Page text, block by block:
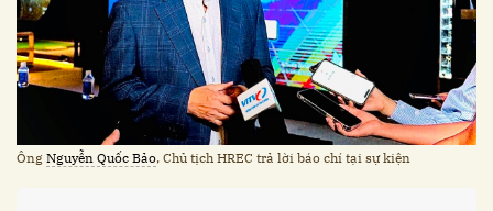
Ông Nguyễn Quốc Bảo, Chủ tịch HREC trả lời báo chí tại sự kiện